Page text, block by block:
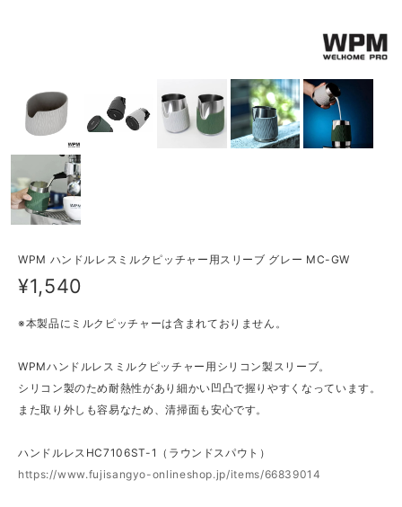
WPM ハンドルレスミルクピッチャー用スリーブ グレー MC-GW
¥1,540
※本製品にミルクピッチャーは含まれておりません。
WPMハンドルレスミルクピッチャー用シリコン製スリーブ。
シリコン製のため耐熱性があり細かい凹凸で握りやすくなっています。
また取り外しも容易なため、清掃面も安心です。
ハンドルレスHC7106ST-1（ラウンドスパウト）
https://www.fujisangyo-onlineshop.jp/items/66839014